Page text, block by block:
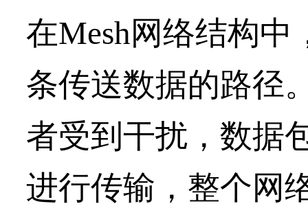
在Mesh网络结构
条传送数据的路径
者受到干扰，数据
进行传输，整个网